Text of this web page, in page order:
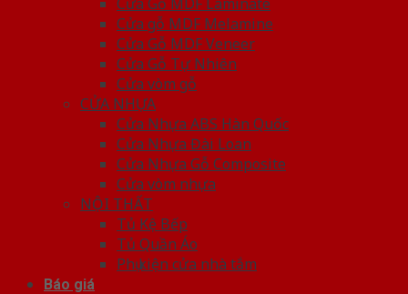
Cửa gỗ MDF Melamine
Cửa Gỗ MDF Veneer
Cửa Gỗ Tự Nhiên
Cửa vòm gỗ
CỬA NHỰA
Cửa Nhựa ABS Hàn Quốc
Cửa Nhựa Đài Loan
Cửa Nhựa Gỗ Composite
Cửa vòm nhựa
NỘI THẤT
Tủ Kệ Bếp
Tủ Quần Áo
Phụ kiện cửa nhà tắm
Báo giá